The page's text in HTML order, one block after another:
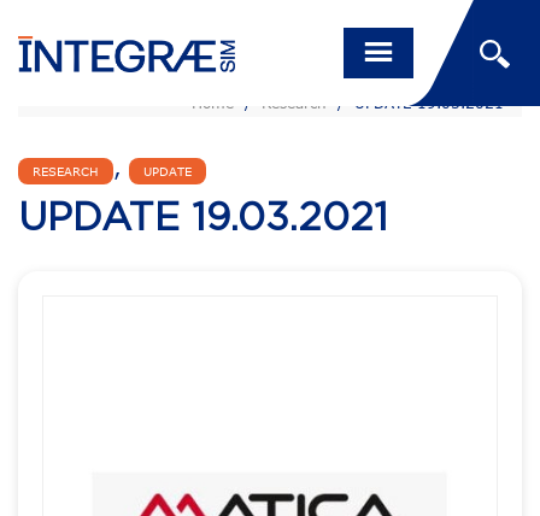
Home / Research / UPDATE 19.03.2021
RESEARCH , UPDATE
UPDATE 19.03.2021